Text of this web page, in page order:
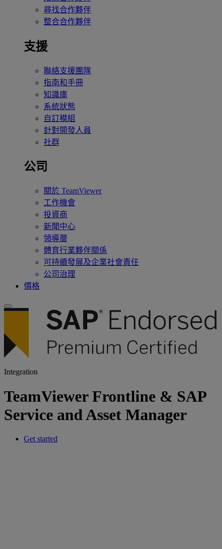
尋找合作夥伴
整合合作夥伴
支援
聯絡支援團隊
指南和手冊
知識庫
系統狀態
自訂模組
針對開發人員
社群
公司
關於 TeamViewer
工作機會
投資商
新聞中心
領導層
體育行業夥伴關係
可持續發展及企業社會責任
公司治理
價格
Integration
TeamViewer Frontline & SAP
Service and Asset Manager
Get started